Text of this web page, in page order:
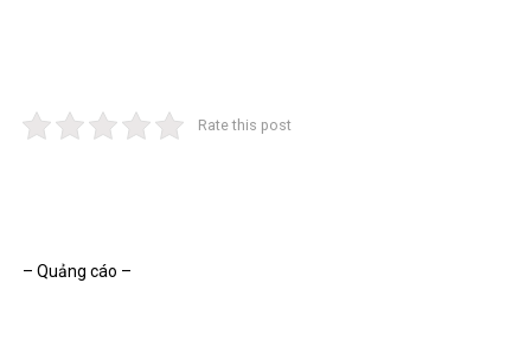
Rate this post
– Quảng cáo –